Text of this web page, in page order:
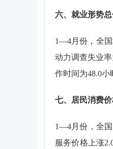
六、就业形势
1—4月份，全
动力调查失业率
作时间为48.0小
七、居民消费
1—4月份，全
服务价格上涨